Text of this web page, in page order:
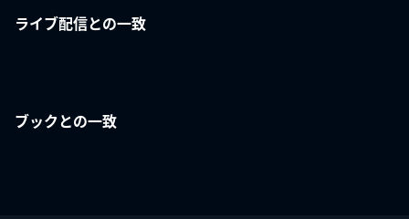
ライブ配信との一致
ブックとの一致